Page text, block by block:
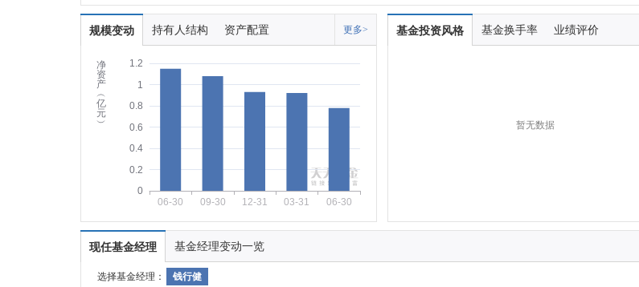
规模变动 持有人结构 资产配置 更多>
净
资
产
︵
亿
元
︶
0
0.2
0.4
0.6
0.8
1
1.2
06-30 09-30 12-31 03-31 06-30
基金投资风格 基金换手率 业绩评价
暂无数据
现任基金经理 基金经理变动一览
选择基金经理： 钱行健